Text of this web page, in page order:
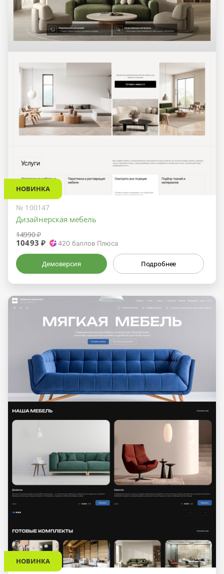
НОВИНКА
№ 100147
Дизайнерская мебель
14990 ₽
10493 ₽ 420 баллов Плюса
Демоверсия Подробнее
НОВИНКА